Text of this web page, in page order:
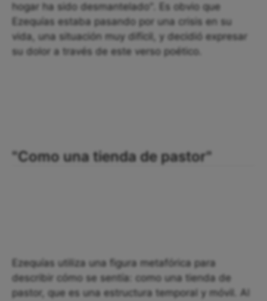
hogar ha sido desmantelado". Es obvio que
Ezequías estaba pasando por una crisis en su
vida, una situación muy difícil, y decidió expresar
su dolor a través de este verso poético.
"Como una tienda de pastor"
Ezequías utiliza una figura metafórica para
describir cómo se sentía: como una tienda de
pastor, que es una estructura temporal y móvil. Al